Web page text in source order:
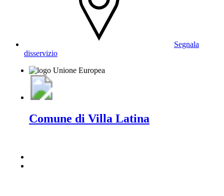
Segnala
disservizio
Comune di Villa Latina